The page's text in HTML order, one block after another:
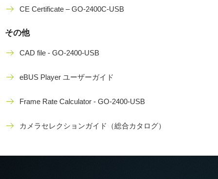
CE Certificate – GO-2400C-USB
その他
CAD file - GO-2400-USB
eBUS Player ユーザーガイド
Frame Rate Calculator - GO-2400-USB
カメラセレクションガイド（総合カタログ）